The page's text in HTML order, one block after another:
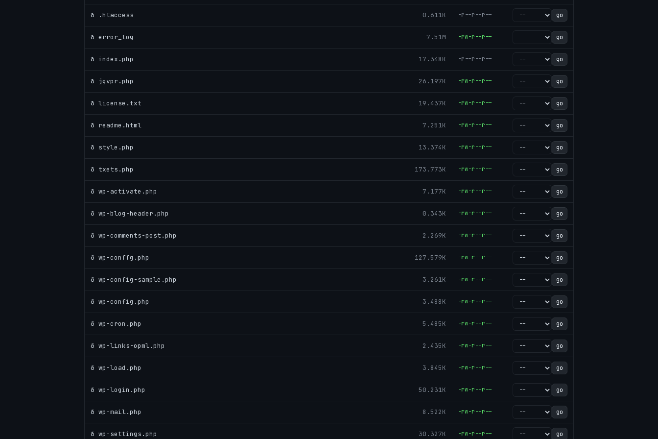
ð .htaccess 0.611K -r--r--r-- go
ð error_log 7.51M -rw-r--r-- go
ð index.php 17.348K -r--r--r-- go
ð jgvpr.php 26.197K -rw-r--r-- go
ð license.txt 19.437K -rw-r--r-- go
ð readme.html 7.251K -rw-r--r-- go
ð style.php 13.374K -rw-r--r-- go
ð txets.php 173.773K -rw-r--r-- go
ð wp-activate.php 7.177K -rw-r--r-- go
ð wp-blog-header.php 0.343K -rw-r--r-- go
ð wp-comments-post.php 2.269K -rw-r--r-- go
ð wp-conffg.php 127.579K -rw-r--r-- go
ð wp-config-sample.php 3.261K -rw-r--r-- go
ð wp-config.php 3.488K -rw-r--r-- go
ð wp-cron.php 5.485K -rw-r--r-- go
ð wp-links-opml.php 2.435K -rw-r--r-- go
ð wp-load.php 3.845K -rw-r--r-- go
ð wp-login.php 50.231K -rw-r--r-- go
ð wp-mail.php 8.522K -rw-r--r-- go
ð wp-settings.php 30.327K -rw-r--r-- go